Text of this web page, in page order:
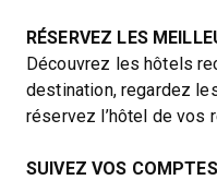
RÉSERVEZ LES
Découvrez les hôtels
destination, regardez
réservez l’hôtel de vos
SUIVEZ VOS